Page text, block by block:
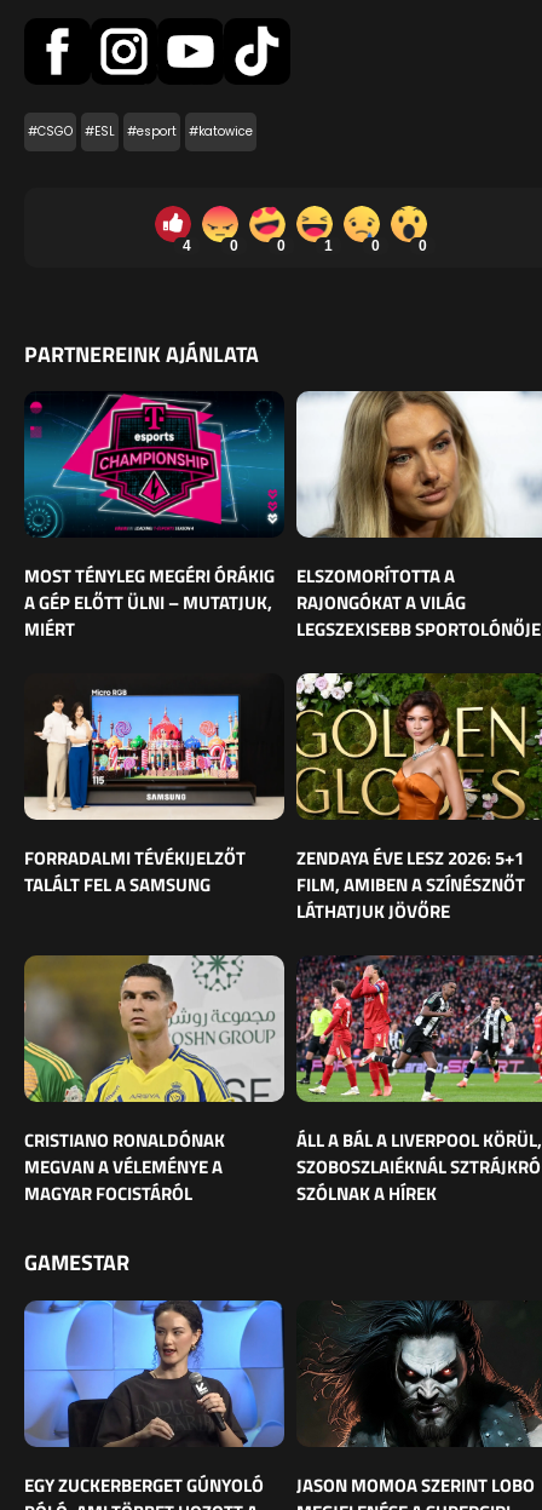
#CSGO #ESL #esport #katowice
4 0 0 1 0 0
PARTNEREINK AJÁNLATA
MOST TÉNYLEG MEGÉRI ÓRÁKIG
A GÉP ELŐTT ÜLNI – MUTATJUK,
MIÉRT
ELSZOMORÍTOTTA A
RAJONGÓKAT A VILÁG
LEGSZEXISEBB SPORTOLÓNŐJE
FORRADALMI TÉVÉKIJELZŐT
TALÁLT FEL A SAMSUNG
ZENDAYA ÉVE LESZ 2026: 5+1
FILM, AMIBEN A SZÍNÉSZNŐT
LÁTHATJUK JÖVŐRE
CRISTIANO RONALDÓNAK
MEGVAN A VÉLEMÉNYE A
MAGYAR FOCISTÁRÓL
ÁLL A BÁL A LIVERPOOL KÖRÜL,
SZOBOSZLAIÉKNÁL
SZÓLNAK A HÍREK
GAMESTAR
EGY ZUCKERBERGET GÚNYOLÓ
JASON MOMOA SZERINT LOBO